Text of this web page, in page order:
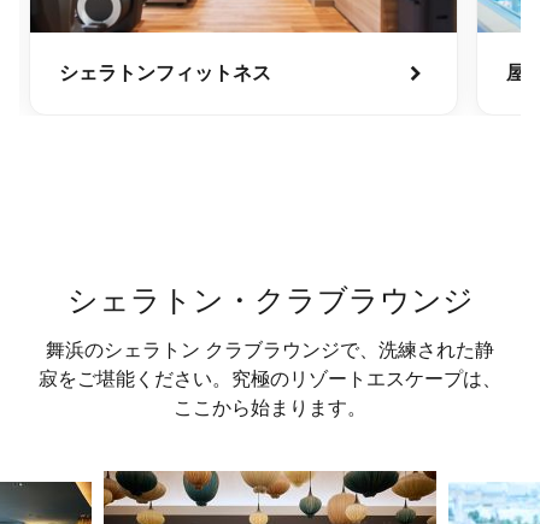
シェラトンフィットネス 屋
シェラトン・クラブラウンジ
舞浜のシェラトン クラブラウンジで、洗練された静
寂をご堪能ください。究極のリゾートエスケープは、
ここから始まります。